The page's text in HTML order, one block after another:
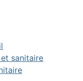
sanitaire